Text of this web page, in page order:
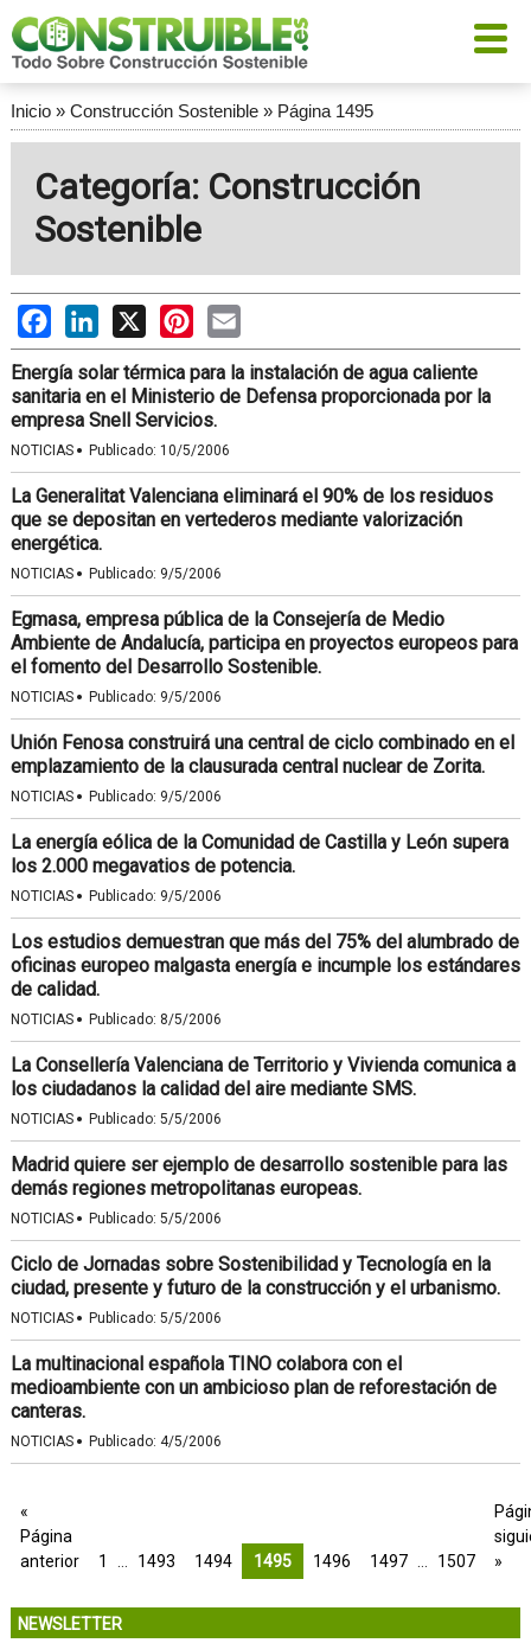
Inicio» Construcción Sostenible» Página 1495
Categoría: Construcción
Sostenible
FacebookLinkedIn
X PinterestEmail
Energía solar térmica para la instalación de agua caliente
sanitaria en el Ministerio de Defensa proporcionada por la
empresa Snell Servicios.
NOTICIAS · Publicado: 10/5/2006
La Generalitat Valenciana eliminará el 90% de los residuos
que se depositan en vertederos mediante valorización
energética.
NOTICIAS · Publicado: 9/5/2006
Egmasa, empresa pública de la Consejería de Medio
Ambiente de Andalucía, participa en proyectos europeos para
el fomento del Desarrollo Sostenible.
NOTICIAS · Publicado: 9/5/2006
Unión Fenosa construirá una central de ciclo combinado en el
emplazamiento de la clausurada central nuclear de Zorita.
NOTICIAS · Publicado: 9/5/2006
La energía eólica de la Comunidad de Castilla y León supera
los 2.000 megavatios de potencia.
NOTICIAS · Publicado: 9/5/2006
Los estudios demuestran que más del 75% del alumbrado de
oficinas europeo malgasta energía e incumple los estándares
de calidad.
NOTICIAS · Publicado: 8/5/2006
La Consellería Valenciana de Territorio y Vivienda comunica a
los ciudadanos la calidad del aire mediante SMS.
NOTICIAS · Publicado: 5/5/2006
Madrid quiere ser ejemplo de desarrollo sostenible para las
demás regiones metropolitanas europeas.
NOTICIAS · Publicado: 5/5/2006
Ciclo de Jornadas sobre Sostenibilidad y Tecnología en la
ciudad, presente y futuro de la construcción y el urbanismo.
NOTICIAS · Publicado: 5/5/2006
La multinacional española TINO colabora con el
medioambiente con un ambicioso plan de reforestación de
canteras.
NOTICIAS · Publicado: 4/5/2006
«
Página
anterior
1 1493 1494 1495 1496 1497 1507
»
NEWSLETTER